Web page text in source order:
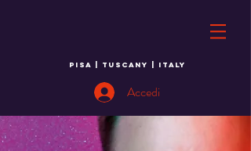
PISA | TUSCANY | ITALY
Accedi